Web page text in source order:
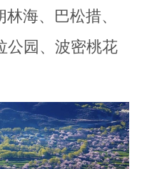
林海、巴松措、
公园、波密桃花